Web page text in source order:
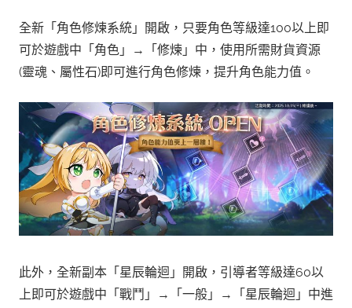
全新「角色修煉系統」開啟，只要角色等級達100以上即
可於遊戲中「角色」→「修煉」中，使用所需財貨資源
(靈魂、屬性石)即可進行角色修煉，提升角色能力值。
此外，全新副本「星辰輪迴」開啟，引導者等級達60以
上即可於遊戲中「戰鬥」→「一般」→「星辰輪迴」中進